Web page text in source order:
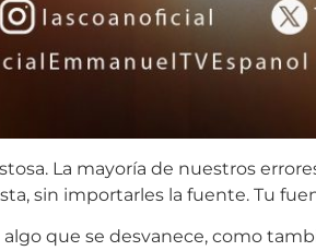
La mayoría de nuestros
sin importarles la fuente. Tu
que se desvanece, como